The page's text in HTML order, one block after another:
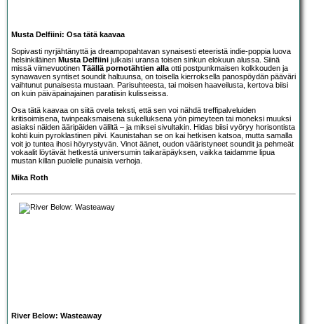
Musta Delfiini: Osa tätä kaavaa
Sopivasti nyrjähtänyttä ja dreampopahtavan synaisesti eteeristä indie-poppia luova
helsinkiläinen Musta Delfiini julkaisi uransa toisen sinkun elokuun alussa. Siinä
missä viimevuotinen Täällä pornotähtien alla otti postpunkmaisen kolkkouden ja
synawaven syntiset soundit haltuunsa, on toisella kierroksella panospöydän pääväri
vaihtunut punaisesta mustaan. Parisuhteesta, tai moisen haaveilusta, kertova biisi
on kuin päiväpainajainen paratiisin kulisseissa.
Osa tätä kaavaa on siitä ovela teksti, että sen voi nähdä treffipalveluiden
kritisoimisena, twinpeaksmaisena sukelluksena yön pimeyteen tai moneksi muuksi
asiaksi näiden ääripäiden väliltä – ja miksei sivultakin. Hidas biisi vyöryy horisontista
kohti kuin pyroklastinen pilvi. Kaunistahan se on kai hetkisen katsoa, mutta samalla
voit jo tuntea ihosi höyrystyvän. Vinot äänet, oudon vääristyneet soundit ja pehmeät
vokaalit löytävät hetkestä universumin taikaräpäyksen, vaikka taidamme lipua
mustan killan puolelle punaisia verhoja.
Mika Roth
River Below: Wasteaway